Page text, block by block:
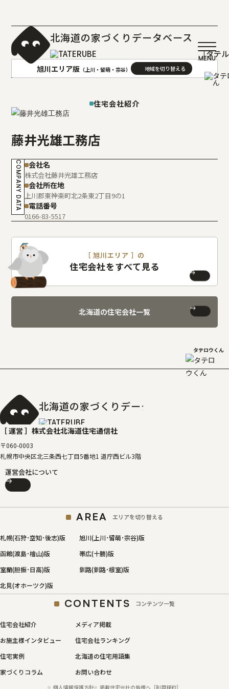
北海道の家づくりデータベース
［タテ
旭川エリア版 （上川・留萌・宗谷）
函館(渡島･檜山)版
室蘭(胆振･日高)版
釧路(釧路･根室)版
北見(オホーツク)版
住宅会社紹介
藤井光雄工務店
COMPANY DATA 会社名
株式会社藤井光雄工務店
会社所在地
上川郡東神楽町北2条東2丁目9の1
電話番号
0166-83-5517
［ 旭川エリア ］の
住宅会社をすべて見る
北海道の住宅会社一覧
タテロウくん
北海道の家づくりデータベース
［ 運営 ］ 株式会社北海道住宅通信社
〒060-0003
札幌市中央区北三条西七丁目5番地1 道庁西ビル3階
運営会社について
AREA エリアを切り替える
札幌(石狩･空知･後志)版
旭川(上川･留萌･宗谷)版
函館(渡島･檜山)版
帯広(十勝)版
室蘭(胆振･日高)版
釧路(釧路･根室)版
北見(オホーツク)版
CONTENTS コンテンツ一覧
住宅会社紹介
メディア掲載
お施主様インタビュー
住宅会社ランキング
住宅実例
北海道の住宅用語集
家づくりコラム
お問い合わせ
個人情報保護方針 掲載住宅会社の皆様へ［利用規約］